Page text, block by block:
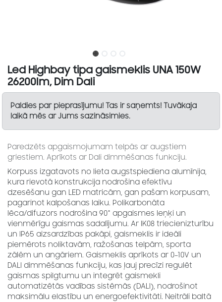
Led Highbay tipa gaismeklis UNA 150W
26200lm, Dim Dali
Paldies par pieprasījumu! Tas ir saņemts! Tuvākaja
laikā mēs ar Jums sazināsimies.
Paredzēts apgaismojumam telpās ar augstiem
griestiem. Aprīkots ar Dali dimmēšanas funkciju.
Korpuss izgatavots no lieta augstspiediena alumīnija,
kura rievotā konstrukcija nodrošina efektīvu
dzesēšanu gan LED matricām, gan pašam korpusam,
pagarinot kalpošanas laiku. Polikarbonāta
lēca/difuzors nodrošina 90° apgaismes leņķi un
vienmērīgu gaismas sadalījumu. Ar IK08 triecienizturību
un IP65 aizsardzības pakāpi, gaismeklis ir ideāli
piemērots noliktavām, ražošanas telpām, sporta
zālēm un angāriem. Gaismeklis aprīkots ar 0–10V un
DALI dimmēšanas funkciju, kas ļauj precīzi regulēt
gaismas spilgtumu un integrēt gaismekli
automatizētās vadības sistēmās (DALI), nodrošinot
maksimālu elastību un energoefektivitāti. Neitrāli baltā